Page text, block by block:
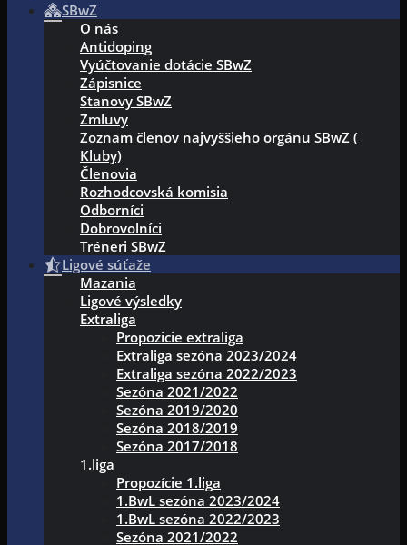
SBwZ
O nás
Antidoping
Vyúčtovanie dotácie SBwZ
Zápisnice
Stanovy SBwZ
Zmluvy
Zoznam členov najvyššieho orgánu SBwZ (
Kluby)
Členovia
Rozhodcovská komisia
Odborníci
Dobrovolníci
Tréneri SBwZ
Ligové súťaže
Mazania
Ligové výsledky
Extraliga
Propozicie extraliga
Extraliga sezóna 2023/2024
Extraliga sezóna 2022/2023
Sezóna 2021/2022
Sezóna 2019/2020
Sezóna 2018/2019
Sezóna 2017/2018
1.liga
Propozície 1.liga
1.BwL sezóna 2023/2024
1.BwL sezóna 2022/2023
Sezóna 2021/2022